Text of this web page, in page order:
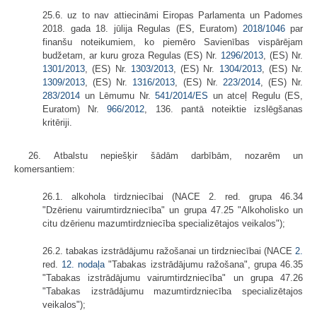
25.6. uz to nav attiecināmi Eiropas Parlamenta un Padomes
2018. gada 18. jūlija Regulas (ES, Euratom) 2018/1046par
finanšu noteikumiem, ko piemēro Savienības vispārējam
budžetam, ar kuru groza Regulas (ES) Nr. 1296/2013 , (ES) Nr.
1301/2013 , (ES) Nr. 1303/2013, (ES) Nr. 1304/2013, (ES) Nr.
1309/2013 , (ES) Nr. 1316/2013 , (ES) Nr. 223/2014, (ES) Nr.
283/2014 un Lēmumu Nr. 541/2014/ES un atceļ Regulu (ES,
Euratom) Nr.966/2012 , 136. pantā noteiktie izslēgšanas
kritēriji.
26. Atbalstu nepiešķir šādām darbībām, nozarēm un
komersantiem:
26.1. alkohola tirdzniecībai (NACE 2. red. grupa 46.34
"Dzērienu vairumtirdzniecība" un grupa 47.25 "Alkoholisko un
citu dzērienu mazumtirdzniecība specializētajos veikalos");
26.2. tabakas izstrādājumu ražošanai un tirdzniecībai (NACE 2.
red. 12. nodaļa "Tabakas izstrādājumu ražošana", grupa 46.35
"Tabakas izstrādājumu vairumtirdzniecība" un grupa 47.26
"Tabakas izstrādājumu mazumtirdzniecība specializētajos
veikalos");